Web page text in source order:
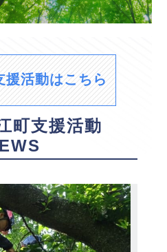
援活動はこちら
町支援活動